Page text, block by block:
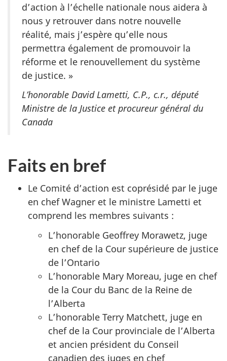
d’action à l’échelle nationale nous aidera à
nous y retrouver dans notre nouvelle
réalité, mais j’espère qu’elle nous
permettra également de promouvoir la
réforme et le renouvellement du système
de justice. »
L’honorable David Lametti, C.P., c.r., député
Ministre de la Justice et procureur général du
Canada
Faits en bref
Le Comité d’action est coprésidé par le juge
en chef Wagner et le ministre Lametti et
comprend les membres suivants :
L’honorable Geoffrey Morawetz, juge
en chef de la Cour supérieure de justice
de l’Ontario
L’honorable Mary Moreau, juge en chef
de la Cour du Banc de la Reine de
l’Alberta
L’honorable Terry Matchett, juge en
chef de la Cour provinciale de l’Alberta
et ancien président du Conseil
canadien des juges en chef